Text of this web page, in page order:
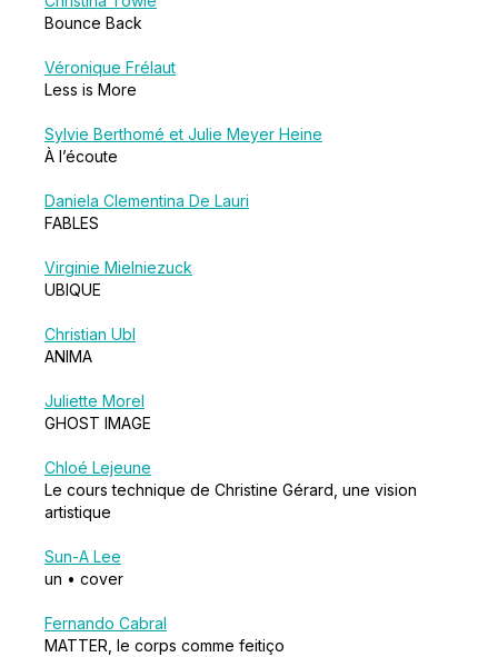
Bounce Back
Véronique Frélaut
Less is More
Sylvie Berthomé et Julie Meyer Heine
À l’écoute
Daniela Clementina De Lauri
FABLES
Virginie Mielniezuck
UBIQUE
Christian Ubl
ANIMA
Juliette Morel
GHOST IMAGE
Chloé Lejeune
Le cours technique de Christine Gérard, une vision
artistique
Sun-A Lee
un • cover
Fernando Cabral
MATTER, le corps comme feitiço